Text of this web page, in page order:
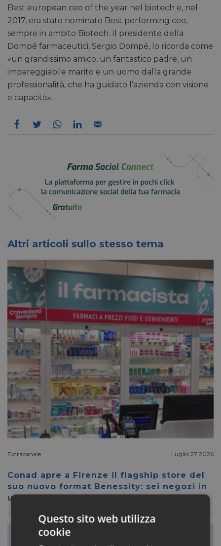
Best european ceo of the year nel biotech e, nel
2017, era stato nominato Best performing ceo,
sempre in ambito Biotech. Il presidente della
Dompé farmaceutici, Sergio Dompé, lo ricorda come
«un grandissimo amico, un fantastico padre, un
impareggiabile marito e un uomo dalla grande
professionalità, che ha guidato l’azienda con visione
e capacità».
Altri articoli sullo stesso tema
Extracanale Luglio 27 2026
Conad apre a Firenze il flagship store del
suo nuovo format Benessity: sei negozi in
uno, parafarmacia compresa
Questo sito web utilizza
cookie